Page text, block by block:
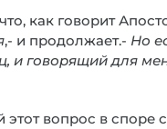
как говорит
,- и продолжает.- Но
и говорящий для
вопрос в споре